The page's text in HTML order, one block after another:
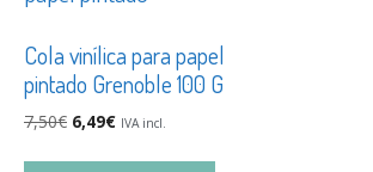
Cola vinílica para papel
pintado Grenoble 100 G
7,50€ 6,49€ IVA incl.